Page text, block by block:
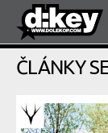
ČLÁNKY